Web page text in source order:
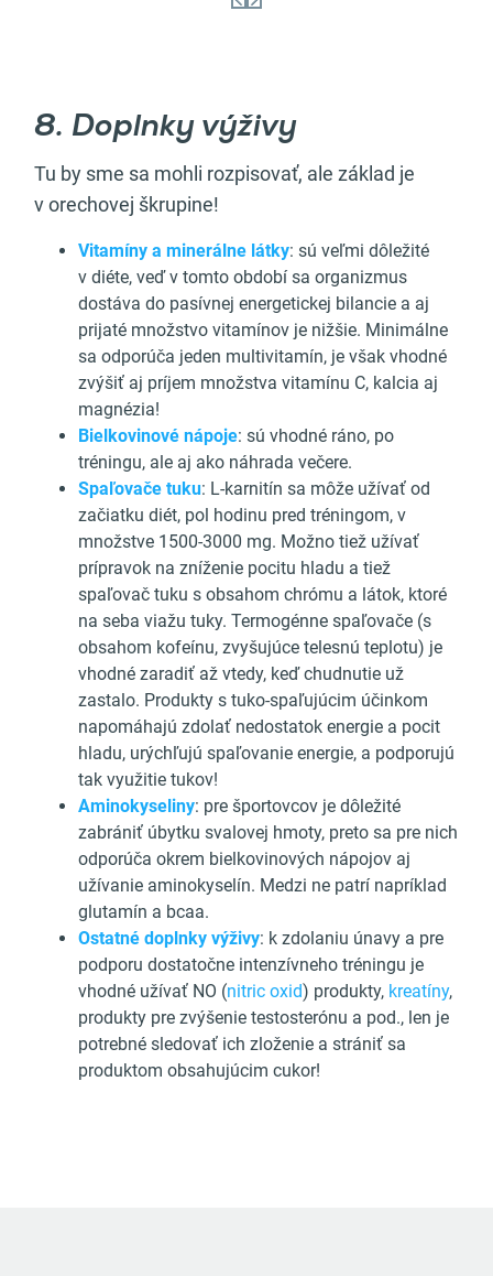
8. Doplnky výživy
Tu by sme sa mohli rozpisovať, ale základ je
v orechovej škrupine!
Vitamíny a minerálne látky: sú veľmi dôležité
v diéte, veď v tomto období sa organizmus
dostáva do pasívnej energetickej bilancie a aj
prijaté množstvo vitamínov je nižšie. Minimálne
sa odporúča jeden multivitamín, je však vhodné
zvýšiť aj príjem množstva vitamínu C, kalcia aj
magnézia!
Bielkovinové nápoje: sú vhodné ráno, po
tréningu, ale aj ako náhrada večere.
Spaľovače tuku: L-karnitín sa môže užívať od
začiatku diét, pol hodinu pred tréningom, v
množstve 1500-3000 mg. Možno tiež užívať
prípravok na zníženie pocitu hladu a tiež
spaľovač tuku s obsahom chrómu a látok, ktoré
na seba viažu tuky. Termogénne spaľovače (s
obsahom kofeínu, zvyšujúce telesnú teplotu) je
vhodné zaradiť až vtedy, keď chudnutie už
zastalo. Produkty s tuko-spaľujúcim účinkom
napomáhajú zdolať nedostatok energie a pocit
hladu, urýchľujú spaľovanie energie, a podporujú
tak využitie tukov!
Aminokyseliny: pre športovcov je dôležité
zabrániť úbytku svalovej hmoty, preto sa pre nich
odporúča okrem bielkovinových nápojov aj
užívanie aminokyselín. Medzi ne patrí napríklad
glutamín a bcaa.
Ostatné doplnky výživy: k zdolaniu únavy a pre
podporu dostatočne intenzívneho tréningu je
vhodné užívať NO (nitric oxid) produkty, kreatíny,
produkty pre zvýšenie testosterónu a pod., len je
potrebné sledovať ich zloženie a strániť sa
produktom obsahujúcim cukor!